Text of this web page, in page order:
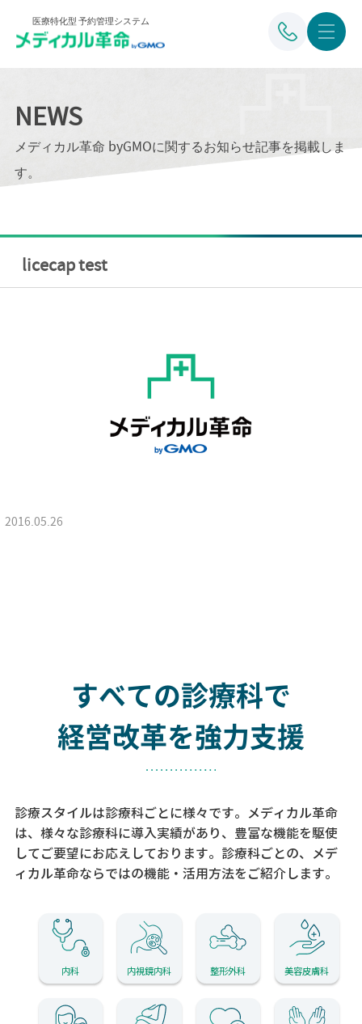
医療特化型 予約管理システム
NEWS
メディカル革命 byGMOに関するお知らせ記事を掲載しま
す。
licecap test
2016.05.26
すべての診療科で
経営改革を強力支援
診療スタイルは診療科ごとに様々です。メディカル革命
は、様々な診療科に導入実績があり、 豊富な機能を駆使
してご要望にお応えしております。 診療科ごとの、メデ
ィカル革命ならではの機能・活用方法をご紹介します。
内科 内視鏡内科 整形外科 美容皮膚科